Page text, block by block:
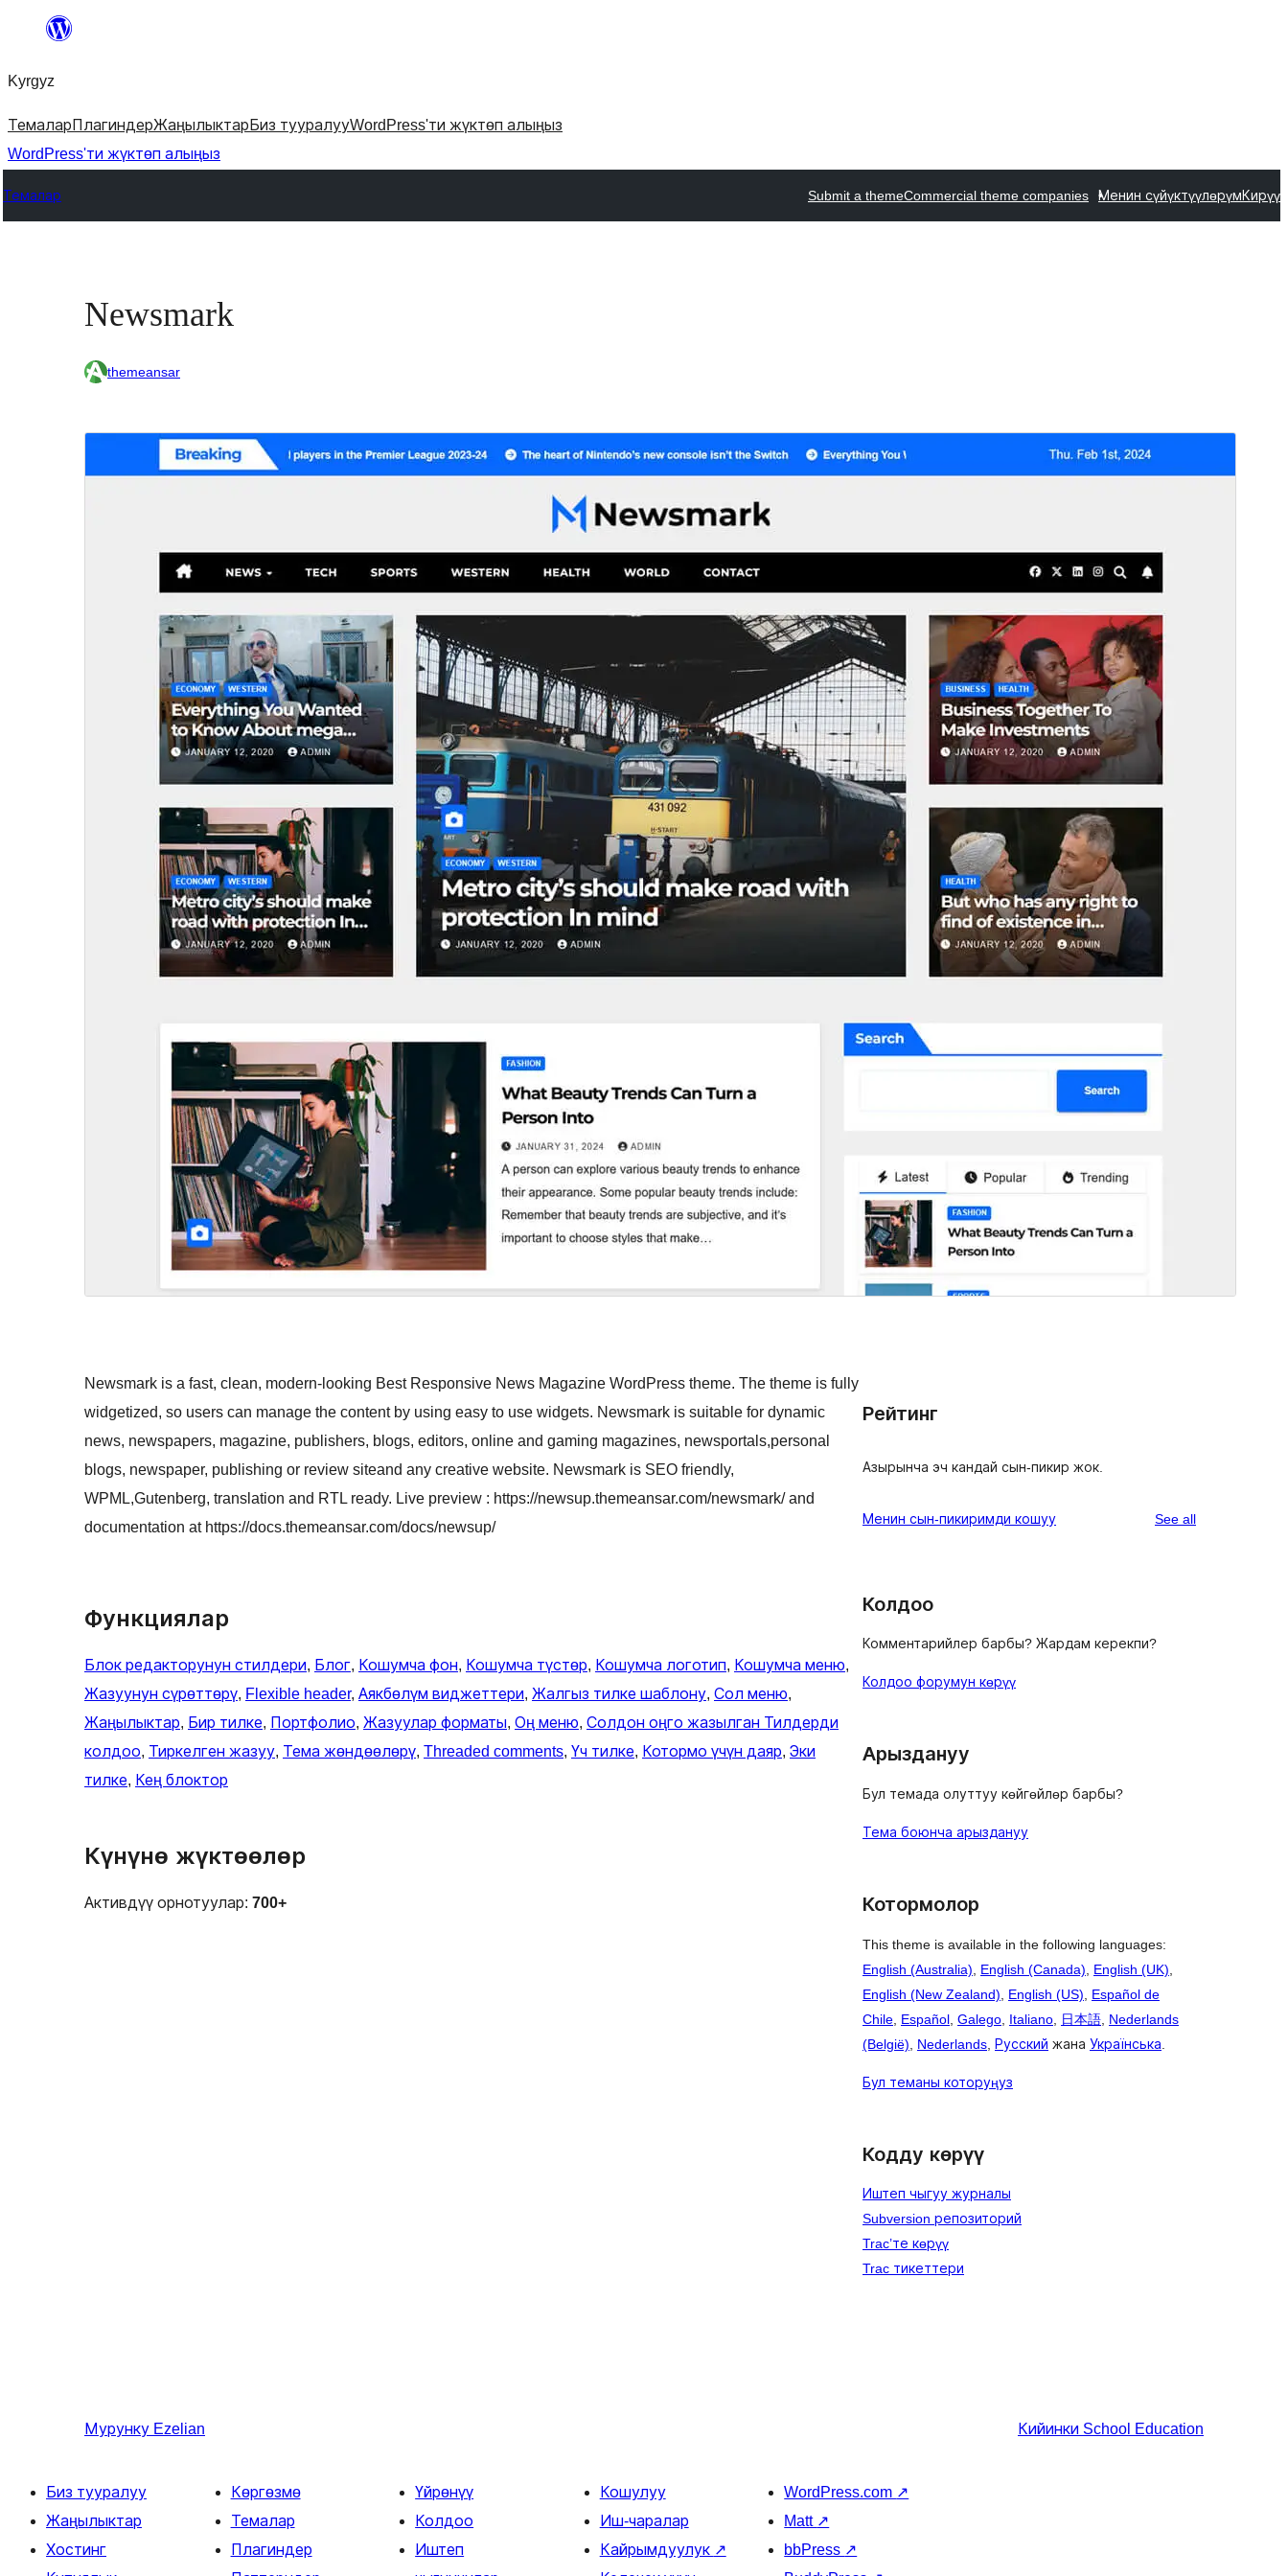
Мазмунга
Kyrgyz
Темалар ПлагиндерЖаңылыктар Биз тууралууWordPress'ти жүктөп алыңыз
WordPress'ти жүктөп алыңыз
Темалар Submit a themeCommercial theme companies Менин сүйүктүүлөрүмКирүү
Newsmark
themeansar
Көрүү
Акыркы өзгөртүүлөр
Июнь 25, 2026
Активдүү орнотуулар
700+
WordPress нускасы
PHP нускасы
Теманын башкы бети
Newsmark is a fast, clean, modern-looking Best Responsive News Magazine WordPress theme. The theme is fully
widgetized, so users can manage the content by using easy to use widgets. Newsmark is suitable for dynamic
news, newspapers, magazine, publishers, blogs, editors, online and gaming magazines, newsportals,personal
blogs, newspaper, publishing or review siteand any creative website. Newsmark is SEO friendly,
WPML,Gutenberg, translation and RTL ready. Live preview : https://newsup.themeansar.com/newsmark/ and
documentation at https://docs.themeansar.com/docs/newsup/
Функциялар
Блок редакторунун стилдери, Блог, Кошумча фон, Кошумча түстөр, Кошумча логотип, Кошумча меню
Жазуунун сүрөттөрү, Flexible header, Аякбөлүм виджеттери, Жалгыз тилке шаблону, Сол меню
Жаңылыктар, Бир тилке, Портфолио, Жазуулар форматы, Оң меню, Солдон оңго жазылган Тилдерди
колдоо, Тиркелген жазуу, Тема жөндөөлөрү, Threaded comments, Үч тилке, Котормо үчүн даяр, Эки
тилке, Кең блоктор
Күнүнө жүктөөлөр
Активдүү орнотуулар: 700+
Рейтинг
Азырынча эч кандай сын-пикир жок.
Менин сын-пикиримди кошуу See allreviews
Колдоо
Комментарийлер барбы? Жардам керекпи?
Колдоо форумун көрүү
Арыздануу
Бул темада олуттуу көйгөйлөр барбы?
Тема боюнча арыздануу
Котормолор
This theme is available in the following languages:
English (Australia)
English (Canada) English (UK)
English (New Zealand)
English (US)
Español de
Chile Español Galego Italiano 日本語 Nederlands
(België)
Nederlands Русский жана Українська
Бул теманы которуңуз
Кодду көрүү
Иштеп чыгуу журналы
Subversion репозиторий
Trac’те көрүү
Trac тикеттери
Мурунку Ezelian Кийинки School Education
Биз тууралуу
Жаңылыктар
Хостинг
Көргөзмө
Темалар
Плагиндер
Үйрөнүү
Колдоо
Иштеп
Кошулуу
Иш-чаралар
Кайрымдуулук ↗
WordPress.com ↗
Matt ↗
bbPress ↗